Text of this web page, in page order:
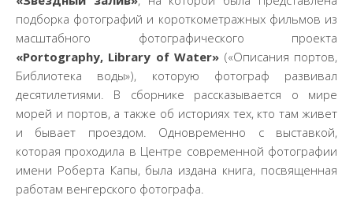
подборка фотографий и короткометражных фильмов из
масштабного фотографического проекта
«Portography, Library of Water» («Описания портов,
Библиотека воды»), которую фотограф развивал
десятилетиями. В сборнике рассказывается о мире
морей и портов, а также об историях тех, кто там живет
и бывает проездом. Одновременно с выставкой,
которая проходила в Центре современной фотографии
имени Роберта Капы, была издана книга, посвященная
работам венгерского фотографа.